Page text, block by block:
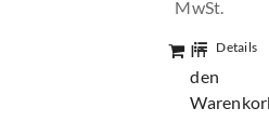
ist:
In
den
Details